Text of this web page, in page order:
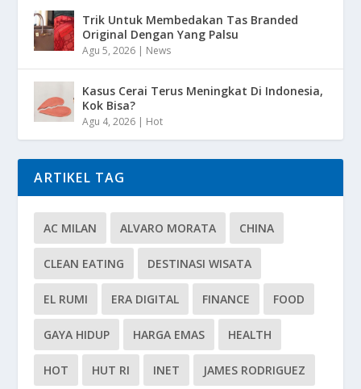
Trik Untuk Membedakan Tas Branded
Original Dengan Yang Palsu
Agu 5, 2026 | News
Kasus Cerai Terus Meningkat Di Indonesia,
Kok Bisa?
Agu 4, 2026 | Hot
ARTIKEL TAG
AC MILAN ALVARO MORATA CHINA
CLEAN EATING DESTINASI WISATA
EL RUMI ERA DIGITAL FINANCE FOOD
GAYA HIDUP HARGA EMAS HEALTH
HOT HUT RI INET JAMES RODRIGUEZ